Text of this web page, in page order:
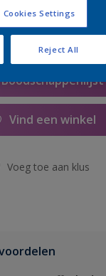
Boodschappenlijst
Vind een winkel
Voeg toe aan klus
Cookies Settings
Reject All